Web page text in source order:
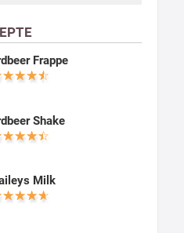
Frappe
Shake
Milk